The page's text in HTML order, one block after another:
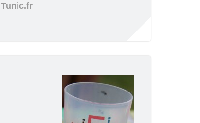
Tunic.fr